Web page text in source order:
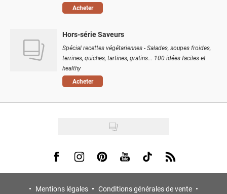
Acheter
Hors-série Saveurs
Spécial recettes végétariennes - Salades, soupes froides,
terrines, quiches, tartines, gratins... 100 idées faciles et
healthy
Acheter
Visit us on Facebook
Visit us on Instagram
Visit us on Pinterest
Visit us on Youtube
Visit us on Tiktok
Visit us on Rss
Mentions légales
Conditions générales de vente